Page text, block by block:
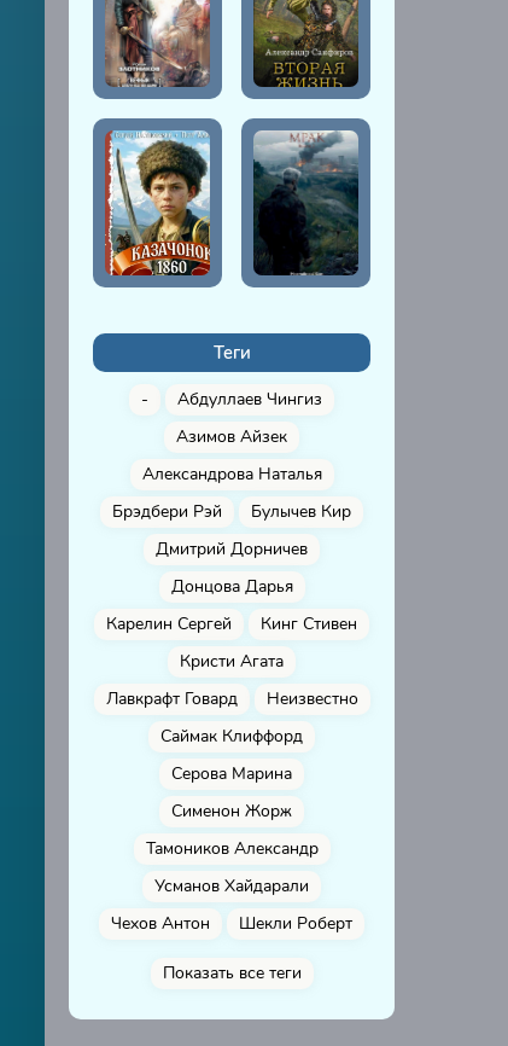
Теги
-
Абдуллаев Чингиз
Азимов Айзек
Александрова Наталья
Брэдбери Рэй
Булычев Кир
Дмитрий Дорничев
Донцова Дарья
Карелин Сергей
Кинг Стивен
Кристи Агата
Лавкрафт Говард
Неизвестно
Саймак Клиффорд
Серова Марина
Сименон Жорж
Тамоников Александр
Усманов Хайдарали
Чехов Антон
Шекли Роберт
Показать все теги